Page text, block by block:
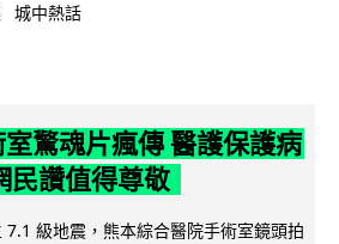
城中熱話
驚魂片瘋傳 醫護保護病
民讚值得尊敬
級地震，熊本綜合醫院手術室鏡頭拍